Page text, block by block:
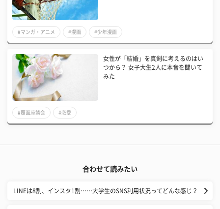
#マンガ・アニメ #漫画 #少年漫画
女性が「結婚」を真剣に考えるのはい
つから？ 女子大生2人に本音を聞いて
みた
#覆面座談会 #恋愛
合わせて読みたい
LINEは8割、インスタ1割……大学生のSNS利用状況ってどんな感じ？